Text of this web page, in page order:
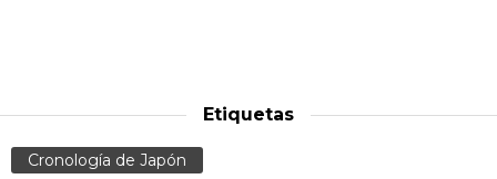
Etiquetas
Cronología de Japón